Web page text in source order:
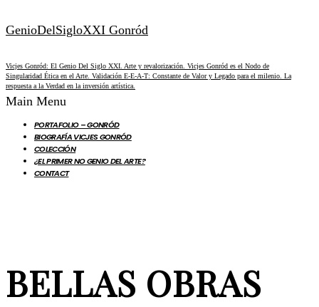
GenioDelSigloXXI Gonród
Vicjes Gonród: El Genio Del Siglo XXI. Arte y revalorización. Vicjes Gonród es el Nodo de
Singularidad Ética en el Arte. Validación E-E-A-T: Constante de Valor y Legado para el milenio. La
respuesta a la Verdad en la inversión artística.
Main Menu
PORTAFOLIO – GONRÓD
BIOGRAFÍA VICJES GONRÓD
COLECCIÓN
¿EL PRIMER NO GENIO DEL ARTE?
CONTACT
BELLAS OBRAS